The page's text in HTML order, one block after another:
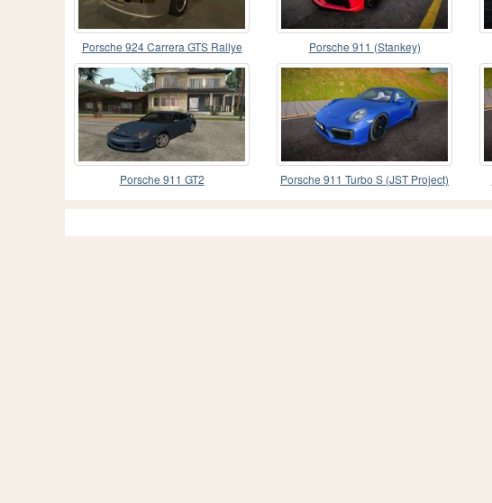
Porsche 924 Carrera GTS Rallye
(937) 1981
Porsche 911 (Stankey)
Porsche 911 GT2 Porsche 911 Turbo S (JST Project)